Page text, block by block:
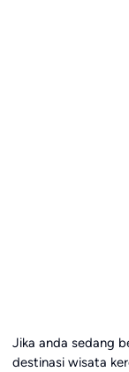
Jika anda sedang
destinasi wisata